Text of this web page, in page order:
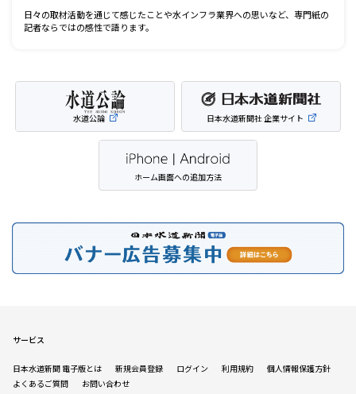
日々の取材活動を通じて感じたことや水インフラ業界への思いなど、専門紙の
記者ならではの感性で語ります。
水道公論 日本水道新聞社 企業サイト
ホーム画面への追加方法
サービス
日本水道新聞 電子版とは 新規会員登録 ログイン 利用規約
個人情報保護方針
よくあるご質問
お問い合わせ